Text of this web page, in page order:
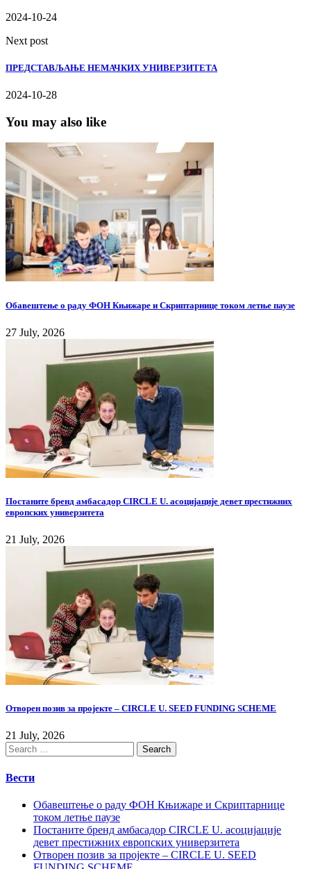
2024-10-24
Next post
ПРЕДСТАВЉАЊЕ НЕМАЧКИХ УНИВЕРЗИТЕТА
2024-10-28
You may also like
Обавештење о раду ФОН Књижаре и Скриптарнице током летње паузе
27 July, 2026
Постаните бренд амбасадор CIRCLE U. асоцијације девет престижних
европских универзитета
21 July, 2026
Отворен позив за пројекте – CIRCLE U. SEED FUNDING SCHEME
21 July, 2026
Вести
Обавештење о раду ФОН Књижаре и Скриптарнице
током летње паузе
Постаните бренд амбасадор CIRCLE U. асоцијације
девет престижних европских универзитета
Отворен позив за пројекте – CIRCLE U. SEED